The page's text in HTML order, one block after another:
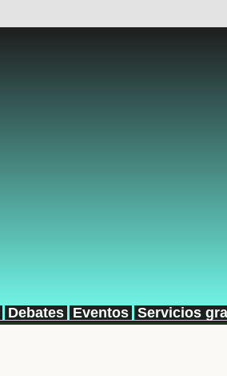
Debates Eventos Servicios